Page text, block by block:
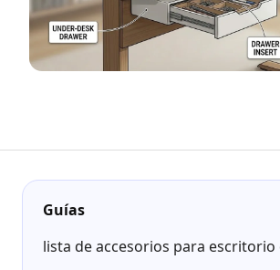
Guías
lista de accesorios para escritorio